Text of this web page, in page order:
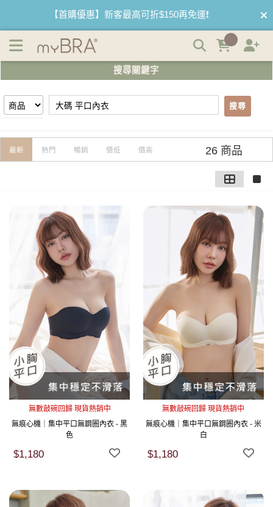
【大碼 平口內衣】搜尋結果 | myBRA 最懂妳的內衣品牌
【首購優惠】新客最高可折$150再免運❗
【夏日滿額贈】把衣物壓縮收納袋回家 🌞
【父親節快樂】男內褲5件$999🧔
搜尋關鍵字
搜尋
最新 熱門 暢銷 價低 價高 26 商品
無數敲碗回歸 現貨熱銷中
無痕心機｜集中平口無鋼圈內衣 - 黑
色
$1,180
無數敲碗回歸 現貨熱銷中
無痕心機｜集中平口無鋼圈內衣 - 米
白
$1,180